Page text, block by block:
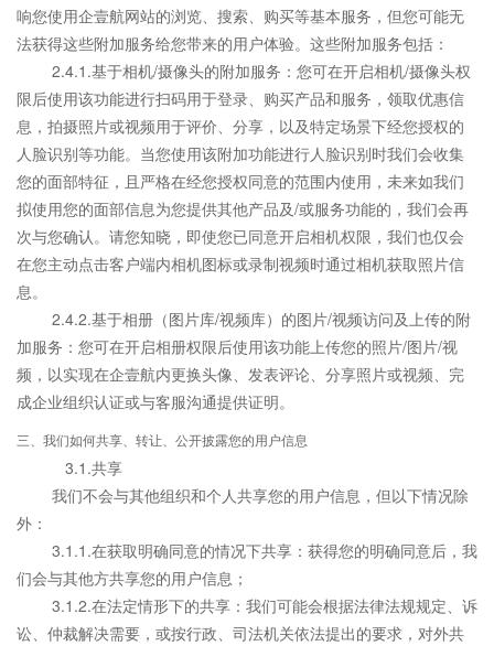
响您使用企壹航网站的浏览、搜索、购买等基本服务，但您可能无
法获得这些附加服务给您带来的用户体验。这些附加服务包括：
2.4.1.基于相机/摄像头的附加服务：您可在开启相机/摄像头权
限后使用该功能进行扫码用于登录、购买产品和服务，领取优惠信
息，拍摄照片或视频用于评价、分享，以及特定场景下经您授权的
人脸识别等功能。当您使用该附加功能进行人脸识别时我们会收集
您的面部特征，且严格在经您授权同意的范围内使用，未来如我们
拟使用您的面部信息为您提供其他产品及/或服务功能的，我们会再
次与您确认。请您知晓，即使您已同意开启相机权限，我们也仅会
在您主动点击客户端内相机图标或录制视频时通过相机获取照片信
息。
2.4.2.基于相册（图片库/视频库）的图片/视频访问及上传的附
加服务：您可在开启相册权限后使用该功能上传您的照片/图片/视
频，以实现在企壹航内更换头像、发表评论、分享照片或视频、完
成企业组织认证或与客服沟通提供证明。
三、我们如何共享、转让、公开披露您的用户信息
3.1.共享
我们不会与其他组织和个人共享您的用户信息，但以下情况除
外：
3.1.1.在获取明确同意的情况下共享：获得您的明确同意后，我
们会与其他方共享您的用户信息；
3.1.2.在法定情形下的共享：我们可能会根据法律法规规定、诉
讼、仲裁解决需要，或按行政、司法机关依法提出的要求，对外共